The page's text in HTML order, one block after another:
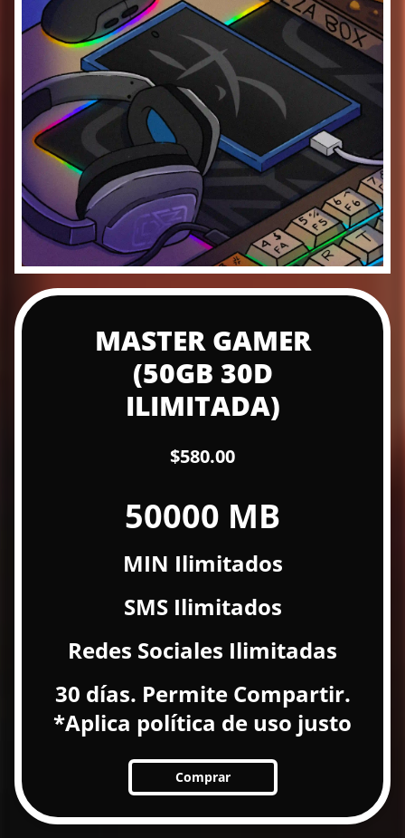
MASTER GAMER
(50GB 30D
ILIMITADA)
$580.00
50000 MB
MIN Ilimitados
SMS Ilimitados
Redes Sociales Ilimitadas
30 días. Permite Compartir.
*Aplica política de uso justo
Comprar